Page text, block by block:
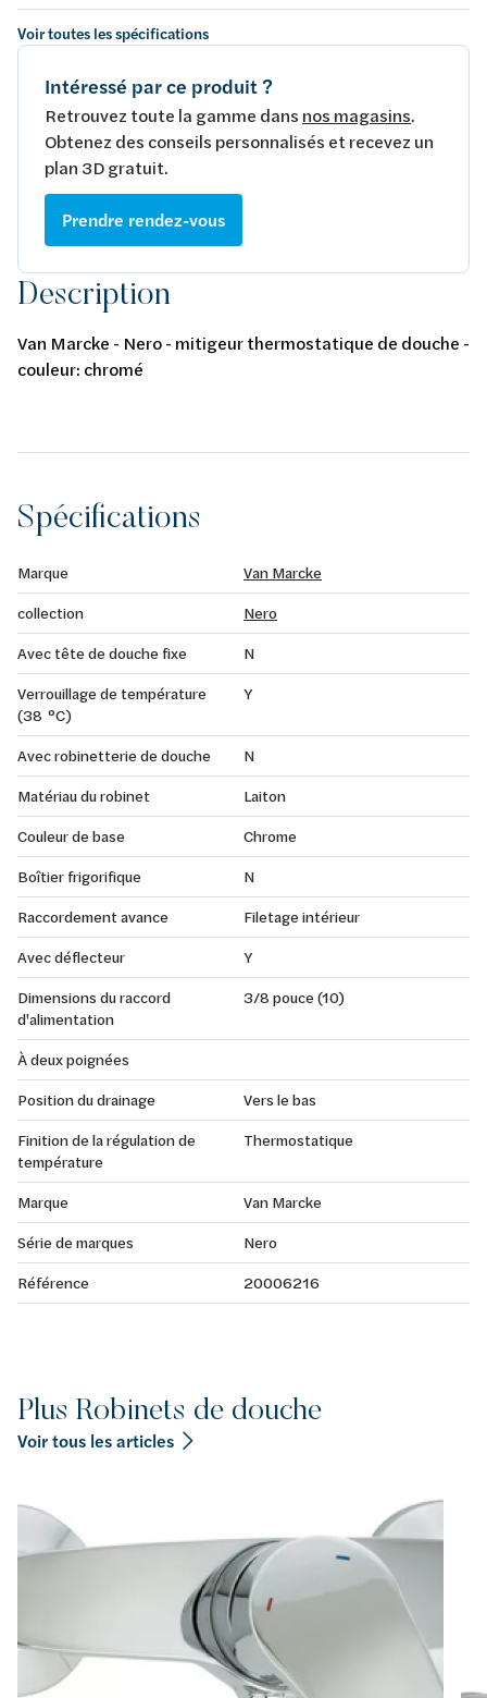
Voir toutes les spécifications
Intéressé par ce produit ?
Retrouvez toute la gamme dans nos magasins.
Obtenez des conseils personnalisés et recevez un
plan 3D gratuit.
Prendre rendez-vous
Description
Van Marcke - Nero - mitigeur thermostatique de douche -
couleur: chromé
Spécifications
Marque
Van Marcke
collection
Nero
Avec tête de douche fixe
N
Verrouillage de température
(38 °C)
Y
Avec robinetterie de douche
N
Matériau du robinet
Laiton
Couleur de base
Chrome
Boîtier frigorifique
N
Raccordement avance
Filetage intérieur
Avec déflecteur
Y
Dimensions du raccord
d'alimentation
3/8 pouce (10)
À deux poignées
Position du drainage
Vers le bas
Finition de la régulation de
température
Thermostatique
Marque
Van Marcke
Série de marques
Nero
Référence
20006216
Plus Robinets de douche
Voir tous les articles